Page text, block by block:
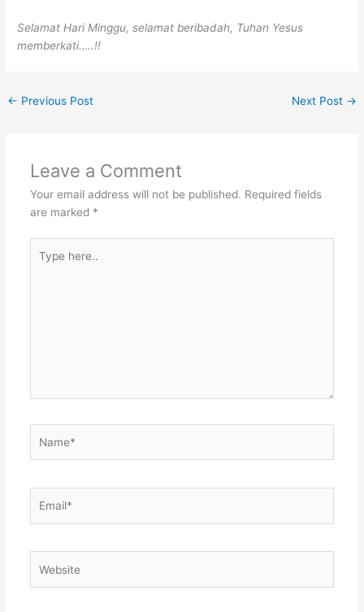
Selamat Hari Minggu, selamat beribadah, Tuhan Yesus
memberkati…..!!
← Previous Post Next Post →
Leave a Comment
Your email address will not be published. Required fields
are marked *
here..